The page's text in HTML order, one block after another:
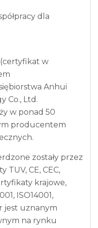
dla
w
Anhui
Co., Ltd.
w ponad 50
producentem
zostały przez
CE, CEC,
krajowe,
ISO14001,
jest uznanym
na rynku